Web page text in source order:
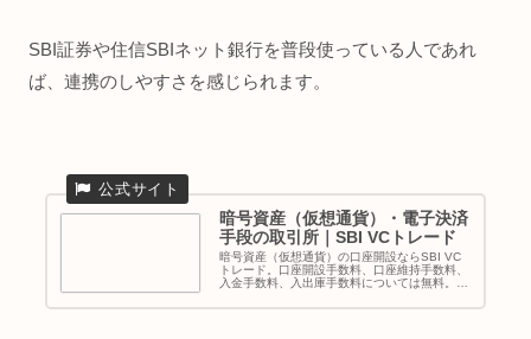
SBI証券や住信SBIネット銀行を普段使っている人であれ
ば、連携のしやすさを感じられます。
暗号資産（仮想通貨）・電子決済
手段の取引所｜SBI VCトレード
暗号資産（仮想通貨）の口座開設ならSBI VC
トレード。口座開設手数料、口座維持手数料、
入金手数料、入出庫手数料については無料。ビ